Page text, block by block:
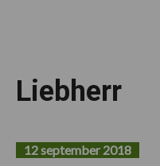
Liebherr
12 september 2018